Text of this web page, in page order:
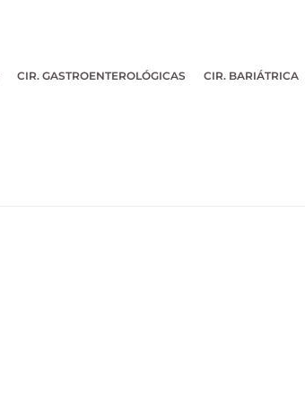
CIR. GASTROENTEROLÓGICAS CIR. BARIÁTRICA